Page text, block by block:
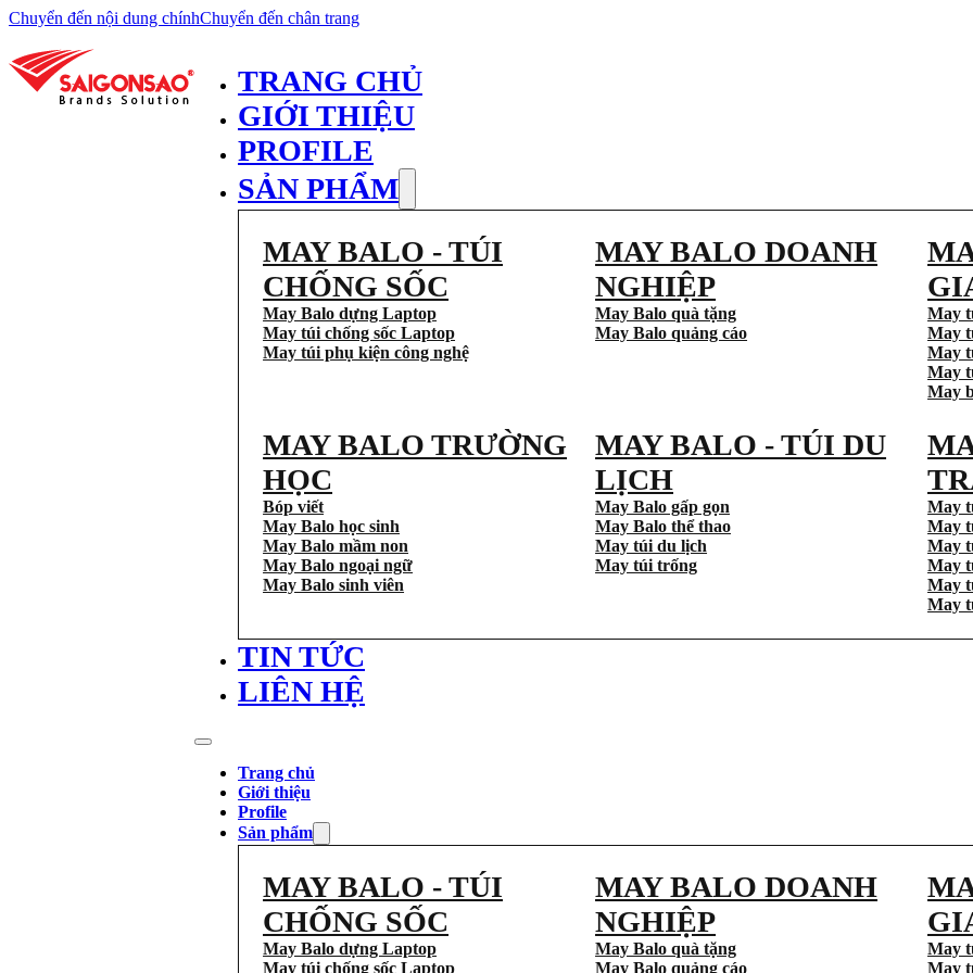
Chuyển đến nội dung chínhChuyển đến chân trang
TRANG CHỦ
GIỚI THIỆU
PROFILE
SẢN PHẨM
MAY BALO - TÚI
CHỐNG SỐC
May Balo dựng Laptop
May túi chống sốc Laptop
May túi phụ kiện công nghệ
MAY BALO DOANH
NGHIỆP
May Balo quà tặng
May Balo quảng cáo
May
May
May
May
May
MAY BALO TRƯỜNG
HỌC
Bóp viết
May Balo học sinh
May Balo mầm non
May Balo ngoại ngữ
May Balo sinh viên
MAY BALO - TÚI DU
LỊCH
May Balo gấp gọn
May Balo thể thao
May túi du lịch
May túi trống
May
May
May
May
May
May
TIN TỨC
LIÊN HỆ
Trang chủ
Giới thiệu
Profile
Sản phẩm
MAY BALO - TÚI
CHỐNG SỐC
May Balo dựng Laptop
May túi chống sốc Laptop
MAY BALO DOANH
NGHIỆP
May Balo quà tặng
May Balo quảng cáo
May
May